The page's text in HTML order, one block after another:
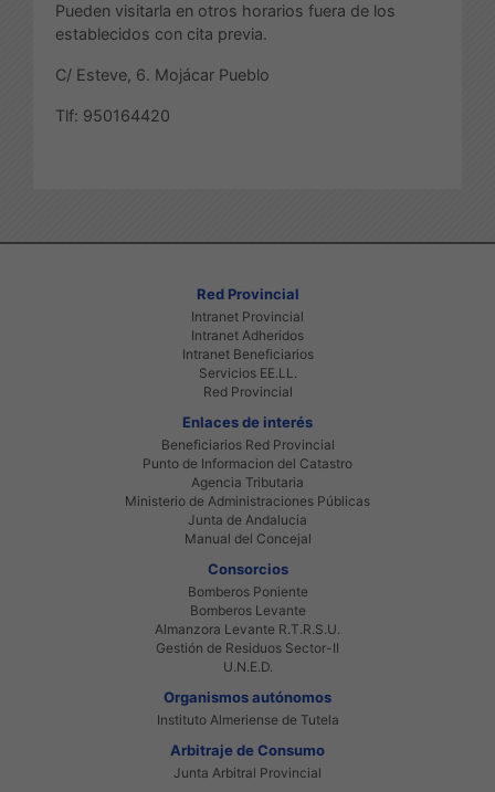
Pueden visitarla en otros horarios fuera de los
establecidos con cita previa.
C/ Esteve, 6. Mojácar Pueblo
Tlf: 950164420
Red Provincial
Intranet Provincial
Intranet Adheridos
Intranet Beneficiarios
Servicios EE.LL.
Red Provincial
Enlaces de interés
Beneficiarios Red Provincial
Punto de Informacion del Catastro
Agencia Tributaria
Ministerio de Administraciones Públicas
Junta de Andalucia
Manual del Concejal
Consorcios
Bomberos Poniente
Bomberos Levante
Almanzora Levante R.T.R.S.U.
Gestión de Residuos Sector-II
U.N.E.D.
Organismos autónomos
Instituto Almeriense de Tutela
Arbitraje de Consumo
Junta Arbitral Provincial